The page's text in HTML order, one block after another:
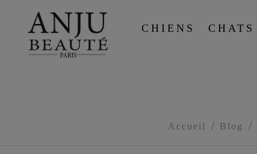
CHIENS CHATS
Accueil Blog